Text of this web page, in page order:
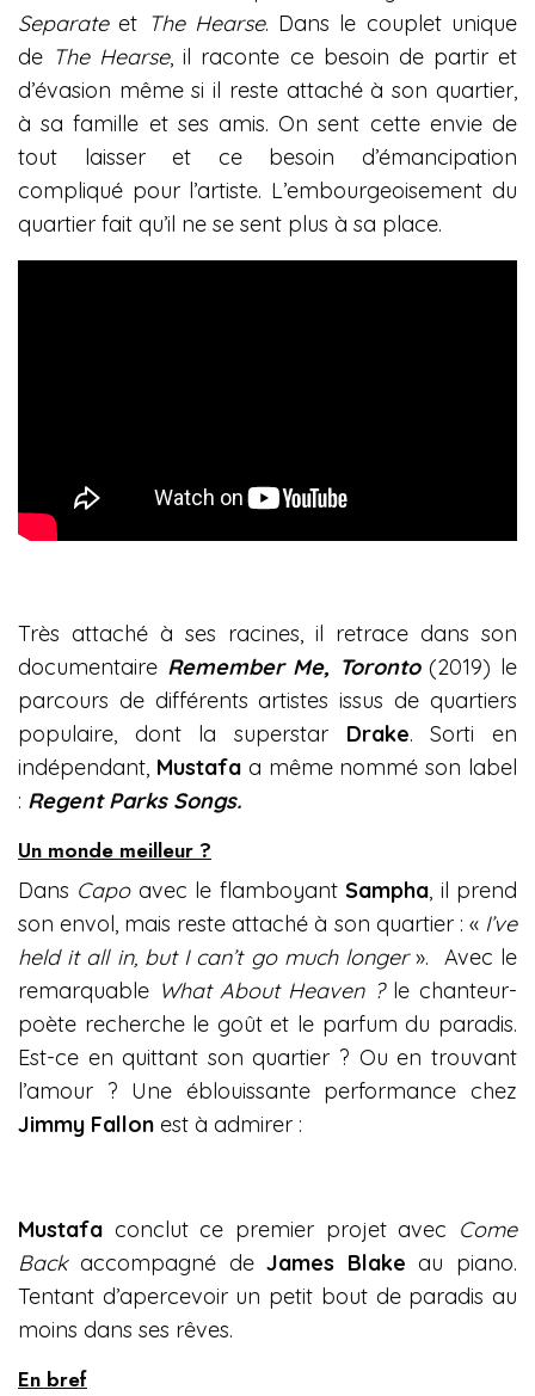
Separateet The Hearse. Dans le couplet unique
de The Hearse, il raconte ce besoin de partir et
d’évasion même si il reste attaché à son quartier,
à sa famille et ses amis. On sent cette envie de
tout laisser et ce besoin d’émancipation
compliqué pour l’artiste. L’embourgeoisement du
quartier fait qu’il ne se sent plus à sa place.
Très attaché à ses racines, il retrace dans son
documentaire Remember Me, Toronto(2019) le
parcours de différents artistes issus de quartiers
populaire, dont la superstar Drake. Sorti en
indépendant, Mustafaa même nommé son label
: Regent Parks Songs.
Un monde meilleur ?
Dans Capo avec le flamboyant Sampha, il prend
son envol, mais reste attaché à son quartier : « I’ve
held it all in, but I can’t go much longer».
Avec le
remarquable What About Heaven ? le chanteur-
poète recherche le goût et le parfum du paradis.
Est-ce en quittant son quartier ? Ou en trouvant
l’amour ? Une éblouissante performance chez
Jimmy Fallon est à admirer :
Mustafa conclut ce premier projet avec Come
Backaccompagné deJames Blake au piano.
Tentant d’apercevoir un petit bout de paradis au
moins dans ses rêves.
En bref